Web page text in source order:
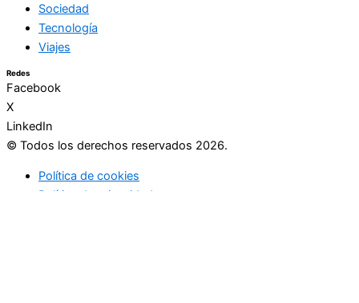
Sociedad
Tecnología
Viajes
Redes
Facebook
X
LinkedIn
© Todos los derechos reservados 2026.
Política de cookies
Política de privacidad